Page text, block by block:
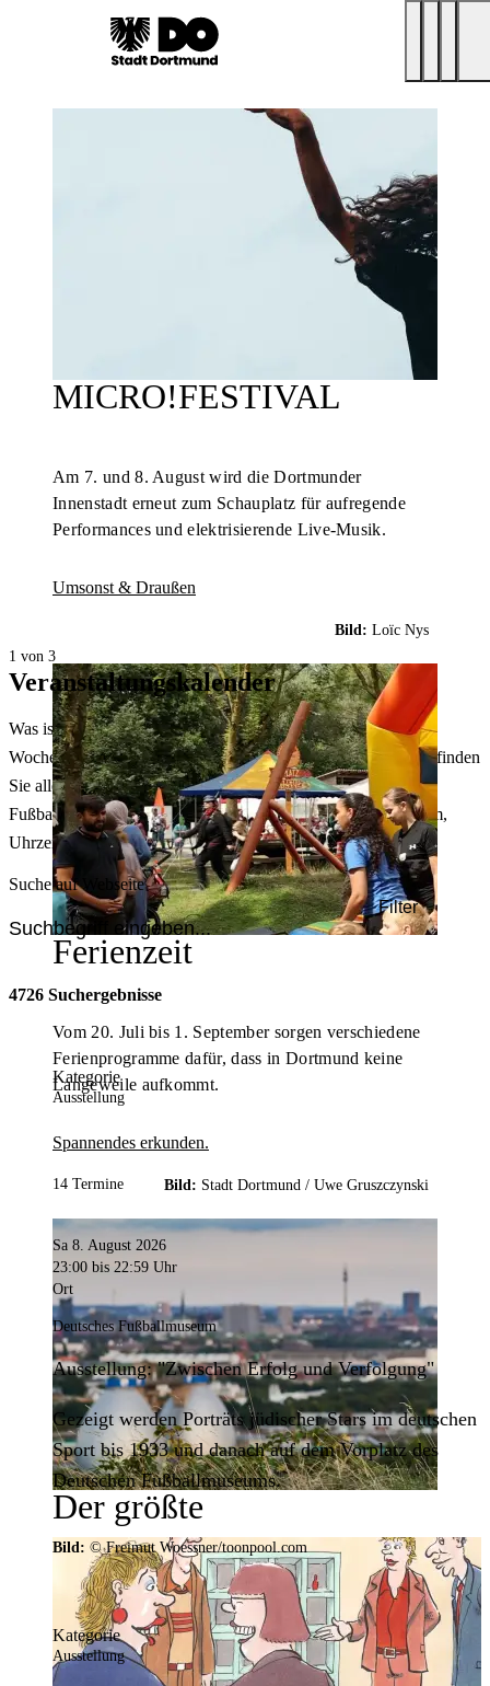
MICRO!FESTIVAL
Am 7. und 8. August wird die Dortmunder
Innenstadt erneut zum Schauplatz für aufregende
Performances und elektrisierende Live-Musik.
Umsonst & Draußen
Bild: Loïc Nys
Ferienzeit
Vom 20. Juli bis 1. September sorgen verschiedene
Ferienprogramme dafür, dass in Dortmund keine
Langeweile aufkommt.
Spannendes erkunden.
Bild: Stadt Dortmund / Uwe Gruszczynski
Der größte
Veranstaltungskalender der
Region
Mit weit über 4.000 Terminen ist der
1 von 3
Veranstaltungskalender
Was ist heute in Dortmund los? Welche Konzerte gibt es am
Wochenende? Im größten Veranstaltungskalender Dortmunds finden
Sie alle Events – von der Stadt- oder Museumsführung übers
Fußballspiel bis zum Flohmarkt. Sie können dabei nach Datum,
Uhrzeit, Ort oder Art der Veranstaltung auswählen. Viel Spaß!
Suche auf Webseite
Filter
4726 Suchergebnisse
Kategorie
Ausstellung
14 Termine
Sa 8. August 2026
23:00 bis 22:59 Uhr
Ort
Deutsches Fußballmuseum
Ausstellung: "Zwischen Erfolg und Verfolgung"
Gezeigt werden Porträts jüdischer Stars im deutschen
Sport bis 1933 und danach auf dem Vorplatz des
Deutschen Fußballmuseums.
Bild: © Freimut Woessner/toonpool.com
Kategorie
Ausstellung